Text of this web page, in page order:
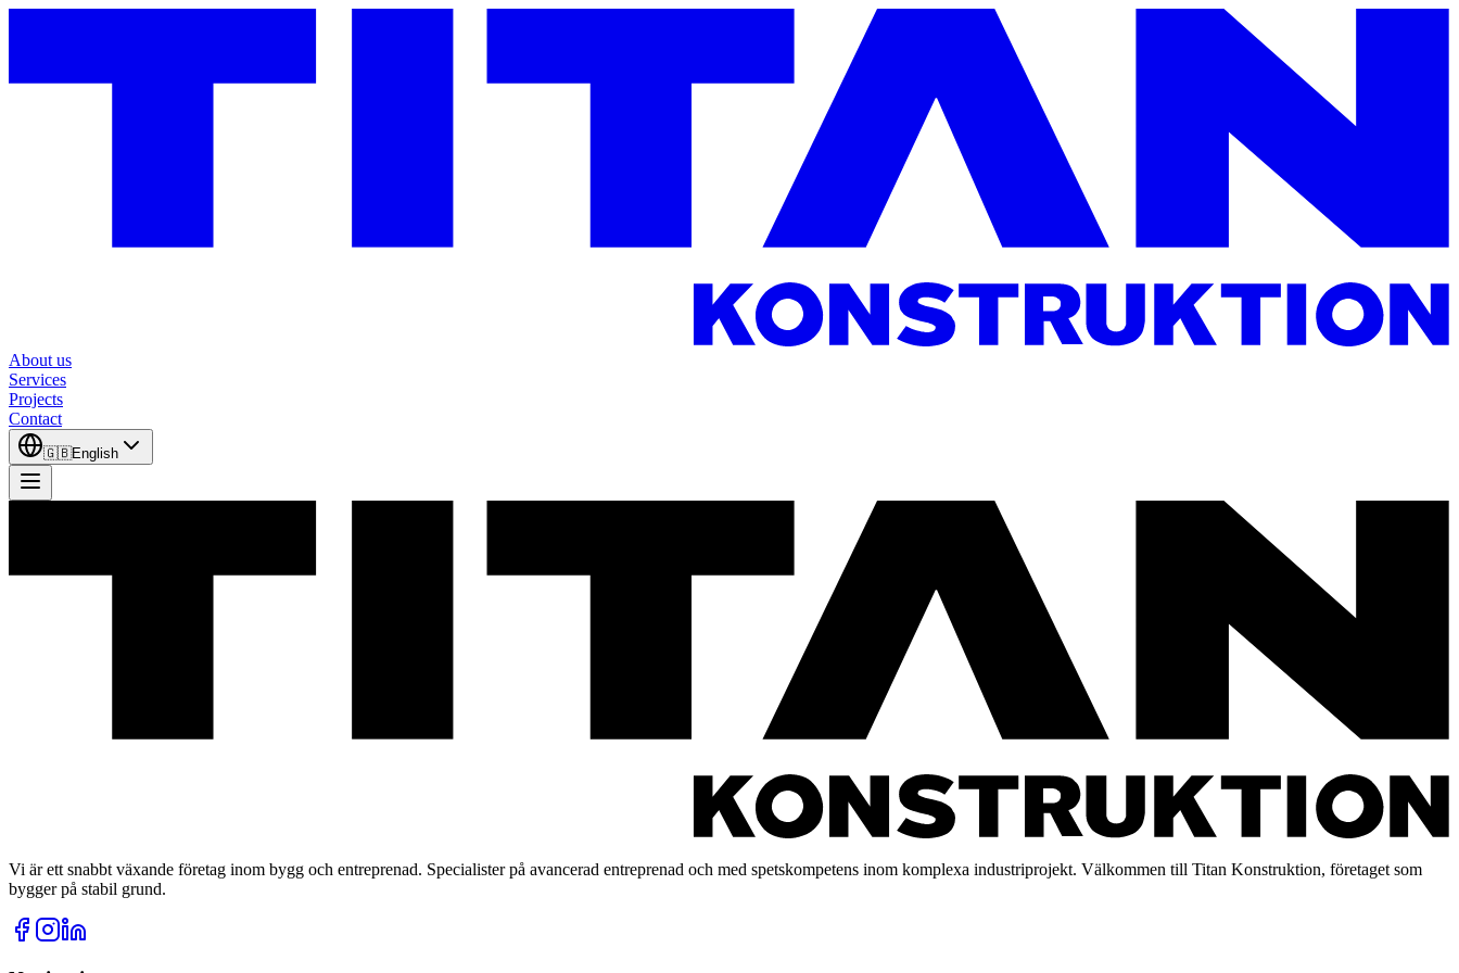
About us
Services
Projects
Contact
🇬🇧English
Vi är ett snabbt växande företag inom bygg och entreprenad. Specialister på avancerad entreprenad och med spetskompetens inom komplexa industriprojekt. Välkommen till Titan Konstruktion, företaget som
bygger på stabil grund.